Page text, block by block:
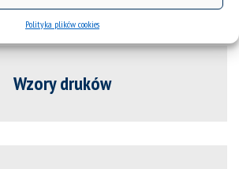
Polityka plików cookies
Wzory druków